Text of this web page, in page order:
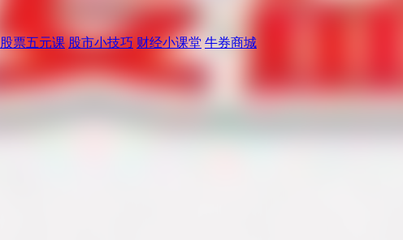
股票五元课 股市小技巧 财经小课堂 牛券商城